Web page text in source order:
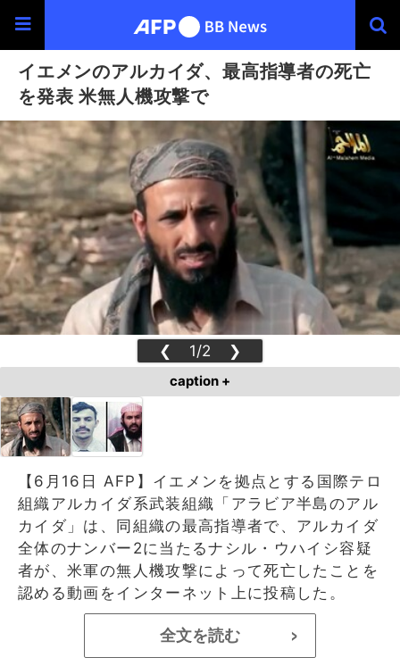
イエメンのアルカイダ、最高指導者の死亡
を発表 米無人機攻撃で
❮ 1/2 ❯
caption +
【6月16日 AFP】イエメンを拠点とする国際テロ
組織アルカイダ系武装組織「アラビア半島のアル
カイダ」は、同組織の最高指導者で、アルカイダ
全体のナンバー2に当たるナシル・ウハイシ容疑
者が、米軍の無人機攻撃によって死亡したことを
認める動画をインターネット上に投稿した。
全文を読む >